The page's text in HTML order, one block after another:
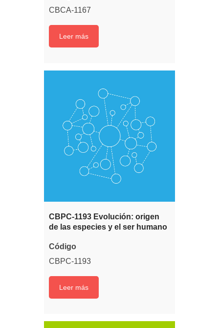
CBCA-1167
Leer más
CBPC-1193 Evolución: origen
de las especies y el ser humano
Código
CBPC-1193
Leer más